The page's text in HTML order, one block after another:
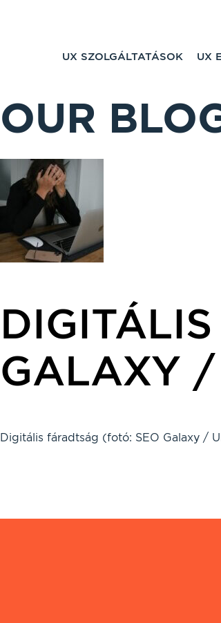
UX SZOLGÁLTATÁSOK UX
OUR
GALAXY /
Digitális fáradtság (fotó: SEO Galaxy /